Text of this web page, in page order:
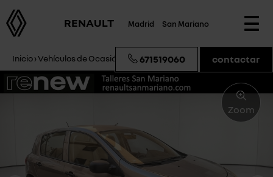
RENAULT Madrid San Mariano
Inicio›Vehículos de Ocasión Renault Clio Campus
671519060 contactar
Zoom